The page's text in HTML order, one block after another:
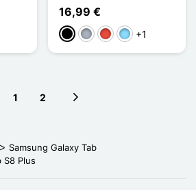
16,99 €
Schwarz
GrauRot Hellblau
+1
1 2
Samsung Galaxy Tab
S8 Plus